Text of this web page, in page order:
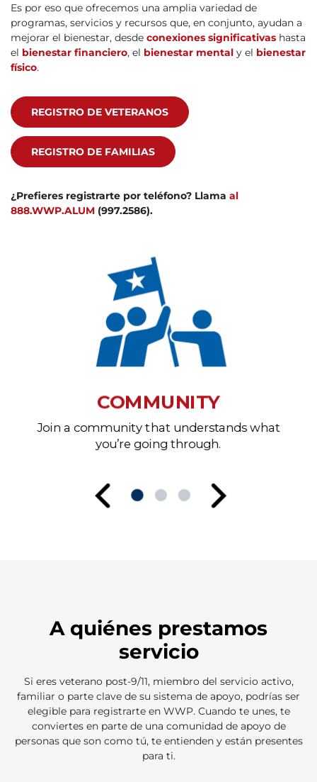
Es por eso que ofrecemos una amplia variedad de
programas, servicios y recursos que, en conjunto, ayudan a
mejorar el bienestar, desde conexiones significativas hasta
el bienestar financiero, el bienestar mental y el bienestar
físico.
REGISTRO DE VETERANOS
REGISTRO DE FAMILIAS
¿Prefieres registrarte por teléfono? Llama al
888.WWP.ALUM (997.2586).
A quiénes prestamos
servicio
Si eres veterano post-9/11, miembro del servicio activo,
familiar o parte clave de su sistema de apoyo, podrías ser
elegible para registrarte en WWP. Cuando te unes, te
conviertes en parte de una comunidad de apoyo de
personas que son como tú, te entienden y están presentes
para ti.